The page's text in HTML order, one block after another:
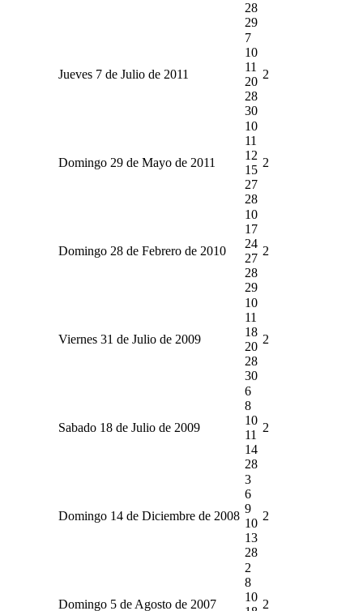
28
29
Jueves 7 de Julio de 2011
7
10
11
20
28
30
2
Domingo 29 de Mayo de 2011
10
11
12
15
27
28
2
Domingo 28 de Febrero de 2010
10
17
24
27
28
29
2
Viernes 31 de Julio de 2009
10
11
18
20
28
30
2
Sabado 18 de Julio de 2009
6
8
10
11
14
28
2
Domingo 14 de Diciembre de 2008
3
6
9
10
13
28
2
Domingo 5 de Agosto de 2007
2
8
10
2